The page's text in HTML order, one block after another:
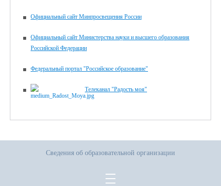
Официальный сайт Минпросвещения России
Официальный сайт Министерства науки и высшего образования
Российской Федерации
Федеральный портал "Российское образование"
Телеканал "Радость моя"
Сведения об образовательной организации